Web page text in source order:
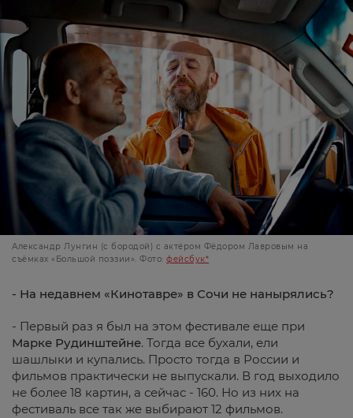
Александр Лунгин (с бородой) с актёром Фёдором Лавровым на
съёмках «Большой поэзии». Фото: фейсбук*
- На недавнем «Кинотавре» в Сочи не нанырялись?
- Первый раз я был на этом фестивале еще при
Марке Рудинштейне. Тогда все бухали, ели
шашлыки и купались. Просто тогда в России и
фильмов практически не выпускали. В год выходило
не более 18 картин, а сейчас - 160. Но из них на
фестиваль все так же выбирают 12 фильмов.